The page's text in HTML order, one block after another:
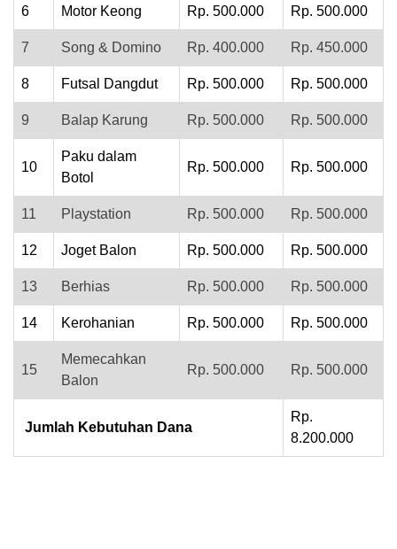
6 Motor Keong Rp. 500.000 Rp. 500.000
7 Song & Domino Rp. 400.000 Rp. 450.000
8 Futsal Dangdut Rp. 500.000 Rp. 500.000
9 Balap Karung Rp. 500.000 Rp. 500.000
10
Paku dalam
Botol
Rp. 500.000 Rp. 500.000
11 Playstation Rp. 500.000 Rp. 500.000
12 Joget Balon Rp. 500.000 Rp. 500.000
13 Berhias Rp. 500.000 Rp. 500.000
14 Kerohanian Rp. 500.000 Rp. 500.000
15
Memecahkan
Balon
Rp. 500.000 Rp. 500.000
Jumlah Kebutuhan Dana
Rp.
8.200.000